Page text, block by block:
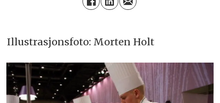
Illustrasjonsfoto: Morten Holt